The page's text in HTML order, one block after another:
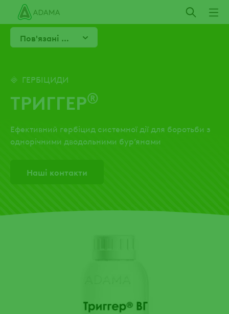
Пропустити
Пов'язані продукти
ГЕРБІЦИДИ
ТРИГГЕР®
Ефективний гербіцид системної дії для боротьби з
однорічними дводольними бур’янами
Наші контакти